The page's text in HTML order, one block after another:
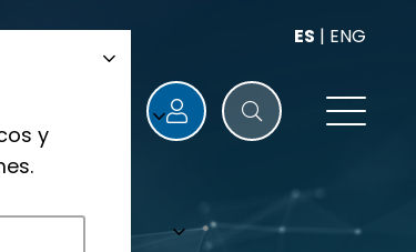
ES | ENG
y